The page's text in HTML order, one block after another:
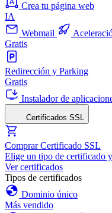
Crea tu página web
IA
Webmail
Gratis
Redirección y Parking
Gratis
Instalador de
Certificados SSL
Comprar Certificado SSL
Elige un tipo de certificado
Ver certificados
Tipos de certificados
Dominio único
Más vendido